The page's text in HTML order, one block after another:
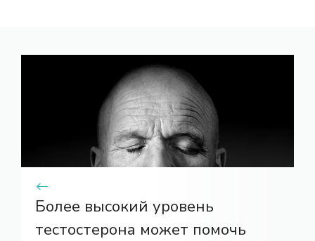
Более высокий уровень
тестостерона может помочь